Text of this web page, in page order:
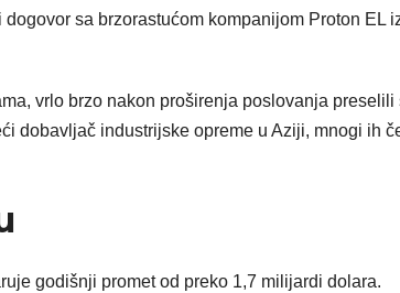
sa brzorastućom kompanijom Proton EL
vrlo brzo nakon proširenja poslovanja preselili
dobavljač industrijske opreme u Aziji, mnogi ih
godišnji promet od preko 1,7 milijardi dolara.